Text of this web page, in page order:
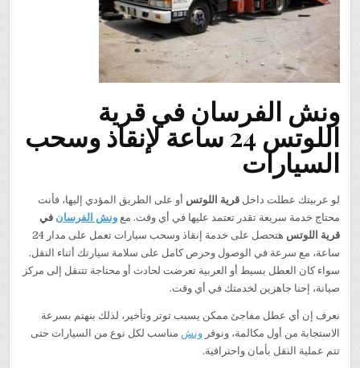
ونش الفرسان في قرية
اللوتس 24 ساعة لإنقاذ وسحب
السيارات
لو عربيتك عطلت داخلقرية اللوتس أو على الطريق المؤدي إليها، فأنت
محتاج خدمة سريعة تقدر تعتمد عليها في أي وقت. معونش الفرسان في
قرية اللوتس
هتحصل على خدمة إنقاذ وسحب سيارات تعمل على مدار 24
ساعة، مع سرعة في الوصول وحرص كامل على سلامة سيارتك أثناء النقل.
سواء كان العطل بسيط أو العربية تعرضت لحادث أو محتاجة تتنقل إلى مركز
صيانة، إحنا جاهزين لخدمتك في أي وقت.
نعرف إن أي عطل مفاجئ ممكن يسبب توتر وتأخير، لذلك بنهتم بسرعة
الاستجابة من أول مكالمة، ونوفرونش مناسب لكل نوع من السيارات حتى
تتم عملية النقل بأمان واحترافية.